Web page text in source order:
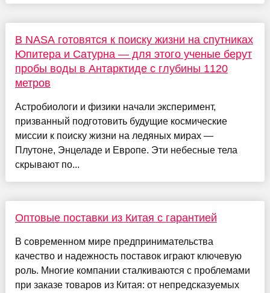
В NASA готовятся к поиску жизни на спутниках
Юпитера и Сатурна — для этого ученые берут
пробы воды в Антарктиде с глубины 1120
метров
Астробиологи и физики начали эксперимент,
призванный подготовить будущие космические
миссии к поиску жизни на ледяных мирах —
Плутоне, Энцеладе и Европе. Эти небесные тела
скрывают по...
Оптовые поставки из Китая с гарантией
В современном мире предпринимательства
качество и надежность поставок играют ключевую
роль. Многие компании сталкиваются с проблемами
при заказе товаров из Китая: от непредсказуемых